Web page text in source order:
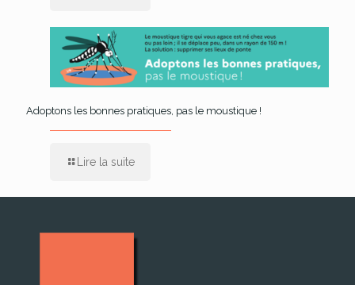
Adoptons les bonnes pratiques, pas le moustique !
Lire la suite